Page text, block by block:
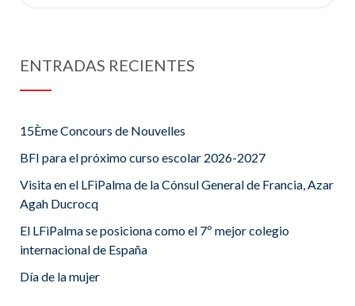
ENTRADAS RECIENTES
15Ème Concours de Nouvelles
BFI para el próximo curso escolar 2026-2027
Visita en el LFiPalma de la Cónsul General de Francia, Azar
Agah Ducrocq
El LFiPalma se posiciona como el 7º mejor colegio
internacional de España
Día de la mujer